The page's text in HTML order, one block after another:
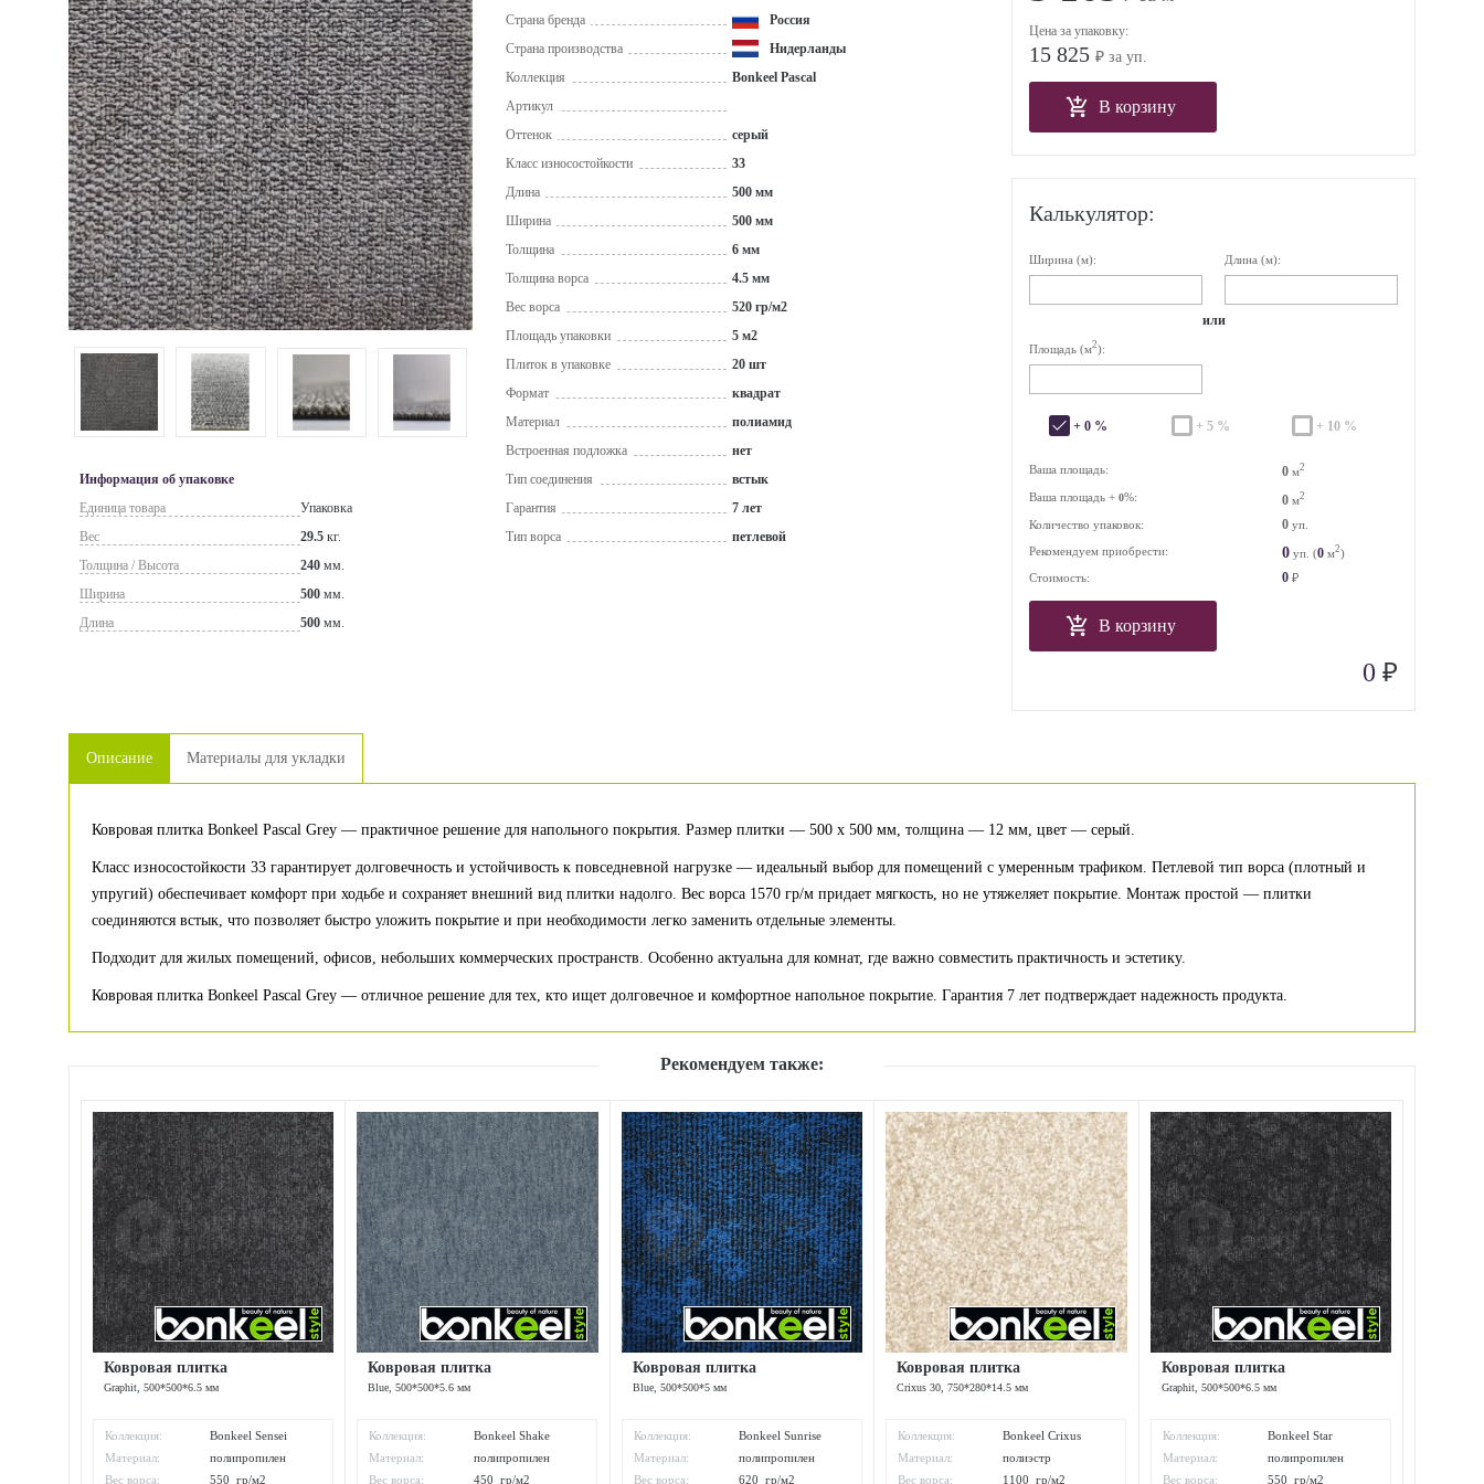
Информация об упаковке
Единица товара
Упаковка
Вес
29.5 кг.
Толщина / Высота
240 мм.
Ширина
500 мм.
Длина
500 мм.
Страна бренда
Россия
Страна производства
Нидерланды
Коллекция
Bonkeel Pascal
Артикул
Оттенок
серый
Класс износостойкости
33
Длина
500 мм
Ширина
500 мм
Толщина
6 мм
Толщина ворса
4.5 мм
Вес ворса
520 гр/м2
Площадь упаковки
5 м2
Плиток в упаковке
20 шт
Формат
квадрат
Материал
полиамид
Встроенная подложка
нет
Тип соединения
встык
Гарантия
7 лет
Тип ворса
петлевой
Цена за упаковку:
15 825 ₽ за уп.
В корзину
Калькулятор:
Ширина (м): Длина (м):
или
Площадь (м2):
+ 0 % + 5 % + 10 %
Ваша площадь: 0 м2
Ваша площадь + 0%: 0 м2
Количество упаковок: 0 уп.
Рекомендуем приобрести:
0 уп. (0 м2)
Стоимость:
0 ₽
В корзину
0 ₽
Описание Материалы для укладки
Ковровая плитка Bonkeel Pascal Grey — практичное решение для напольного покрытия. Размер плитки — 500 х 500 мм, толщина — 12 мм, цвет — серый.
Класс износостойкости 33 гарантирует долговечность и устойчивость к повседневной нагрузке — идеальный выбор для помещений с умеренным трафиком. Петлевой тип ворса (плотный и
упругий) обеспечивает комфорт при ходьбе и сохраняет внешний вид плитки надолго. Вес ворса 1570 гр/м придает мягкость, но не утяжеляет покрытие. Монтаж простой — плитки
соединяются встык, что позволяет быстро уложить покрытие и при необходимости легко заменить отдельные элементы.
Подходит для жилых помещений, офисов, небольших коммерческих пространств. Особенно актуальна для комнат, где важно совместить практичность и эстетику.
Ковровая плитка Bonkeel Pascal Grey — отличное решение для тех, кто ищет долговечное и комфортное напольное покрытие. Гарантия 7 лет подтверждает надежность продукта.
Рекомендуем также:
Ковровая плитка
Graphit, 500*500*6.5 мм
Коллекция:
Bonkeel Sensei
Материал:
полипропилен
Вес ворса:
550 гр/м2
Ковровая плитка
Blue, 500*500*5.6 мм
Коллекция:
Bonkeel Shake
Материал:
полипропилен
Вес ворса:
450 гр/м2
Ковровая плитка
Blue, 500*500*5 мм
Коллекция:
Bonkeel Sunrise
Материал:
полипропилен
Вес ворса:
620 гр/м2
Ковровая плитка
Crixus 30, 750*280*14.5 мм
Коллекция:
Bonkeel Crixus
Материал:
полиэстр
Вес ворса:
1100 гр/м2
Ковровая плитка
Graphit, 500*500*6.5 мм
Коллекция:
Bonkeel Star
Материал:
полипропилен
Вес ворса:
550 гр/м2